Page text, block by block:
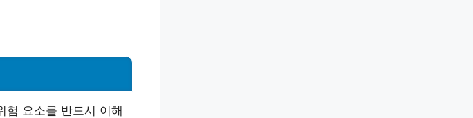
험 요소를 반드시 이해